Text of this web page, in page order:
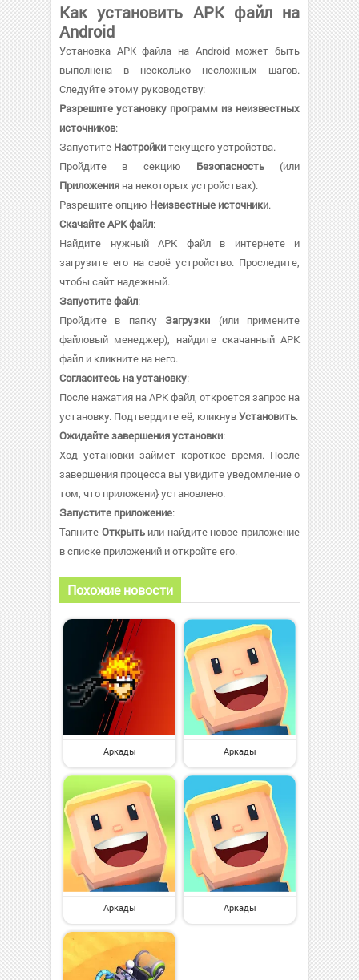
Как установить APK файл на
Android
Установка APK файла на Android может быть
выполнена в несколько несложных шагов.
Следуйте этому руководству:
Разрешите установку программ из неизвестных
источников:
Запустите Настройкитекущего устройства.
Пройдите в секцию Безопасность(или
Приложения на некоторых устройствах).
Разрешите опцию Неизвестные источники.
Скачайте APK файл:
Найдите нужный APK файл в интернете и
загрузите его на своё устройство. Проследите,
чтобы сайт надежный.
Запустите файл:
Пройдите в папкуЗагрузки (или примените
файловый менеджер), найдите скачанный APK
файл и кликните на него.
Согласитесь на установку:
После нажатия на APK файл, откроется запрос на
установку. Подтвердите её, кликнувУстановить.
Ожидайте завершения установки:
Ход установки займет короткое время. После
завершения процесса вы увидите уведомление о
том, что приложени} установлено.
Запустите приложение:
Тапните Открытьили найдите новое приложение
в списке приложений и откройте его.
Похожие новости
Аркады Аркады
Аркады Аркады